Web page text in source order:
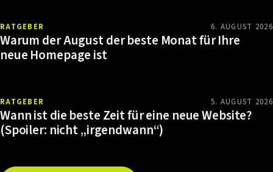
RATGEBER 6. AUGUST 2026
Warum der August der beste Monat für Ihre
neue Homepage ist
RATGEBER 5. AUGUST 2026
Wann ist die beste Zeit für eine neue Website?
(Spoiler: nicht „irgendwann“)